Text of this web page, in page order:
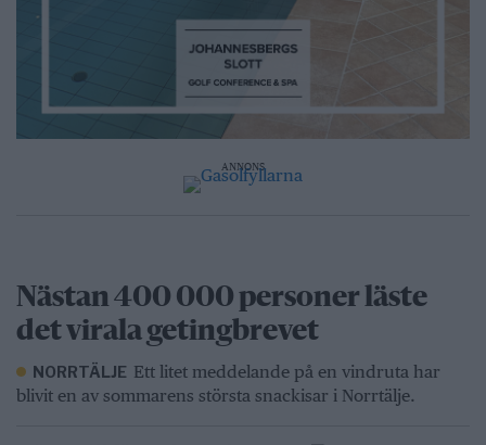
ANNONS
Nästan 400 000 personer läste
det virala getingbrevet
NORRTÄLJE Ett litet meddelande på en vindruta har
blivit en av sommarens största snackisar i Norrtälje.